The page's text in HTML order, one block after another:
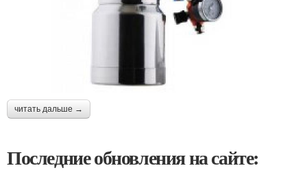
читать дальше →
Последние обновления на сайте: